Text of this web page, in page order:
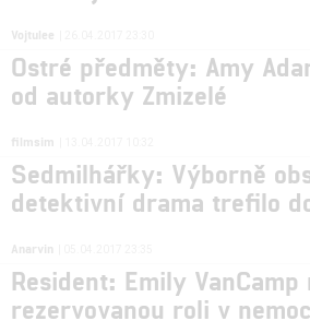
Vojtulee
Ostré předměty: Amy
od autorky Zmizelé
filmsim
Sedmilhářky: Výborně
detektivní drama trefilo
Anarvin
Resident: Emily VanCamp
rezervovanou roli v